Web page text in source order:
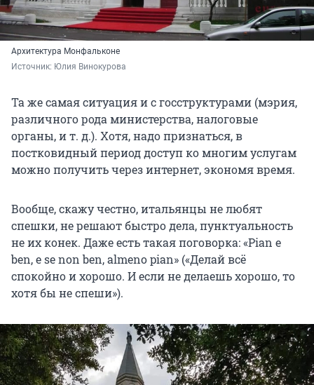
Архитектура Монфальконе
Источник: Юлия Винокурова
Та же самая ситуация и с госструктурами (мэрия,
различного рода министерства, налоговые
органы, и т. д.). Хотя, надо признаться, в
постковидный период доступ ко многим услугам
можно получить через интернет, экономя время.
Вообще, скажу честно, итальянцы не любят
спешки, не решают быстро дела, пунктуальность
не их конек. Даже есть такая поговорка: «Pian e
ben, e se non ben, almeno pian» («Делай всё
спокойно и хорошо. И если не делаешь хорошо, то
хотя бы не спеши»).